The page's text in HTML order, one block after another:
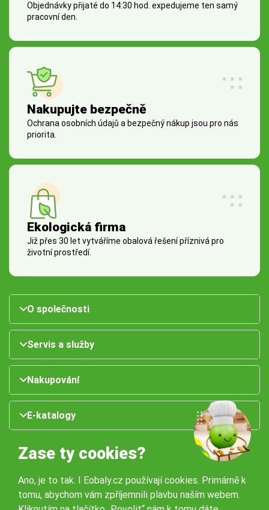
Objednávky přijaté do 14:30 hod. expedujeme ten samý
pracovní den.
Nakupujte bezpečně
Ochrana osobních údajů a bezpečný nákup jsou pro nás
priorita.
Ekologická firma
Již přes 30 let vytváříme obalová řešení příznivá pro
životní prostředí.
O společnosti
Servis a služby
Nakupování
E-katalogy
Zase ty cookies?
Ano, je to tak. I Eobaly.cz používají cookies. Primárně k
tomu, abychom vám zpříjemnili plavbu naším webem.